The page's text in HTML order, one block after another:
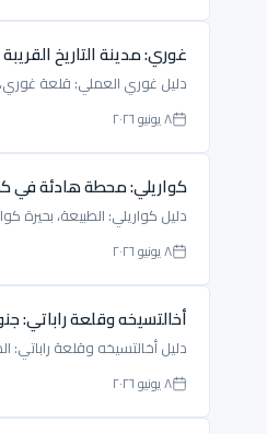
غوري: مدينة التاريخ
دليل غوري العملي: قلعة
٨ يونيو ٢٠٢٦
كواريلي: محطة هادئة في
دليل كواريلي: الطبيعة، بحيرة
٨ يونيو ٢٠٢٦
أخالتسيخه وقلعة راباتي:
دليل أخالتسيخه وقلعة راباتي:
٨ يونيو ٢٠٢٦